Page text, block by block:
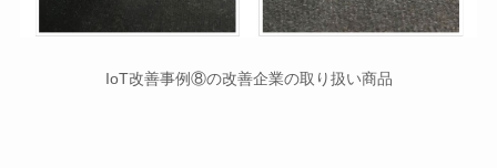
IoT改善事例⑧の改善企業の取り扱い商品